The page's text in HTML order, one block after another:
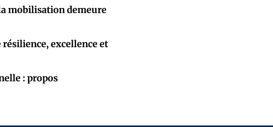
mobilisation demeure
résilience, excellence et
: propos